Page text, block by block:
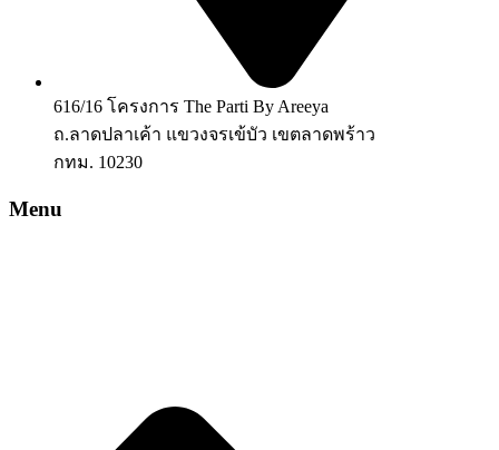
616/16 โครงการ The Parti By Areeya
ถ.ลาดปลาเค้า แขวงจรเข้บัว เขตลาดพร้าว
กทม. 10230
Menu